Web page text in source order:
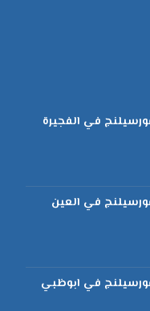
في الفجيرة
في العين
في ابوظبي